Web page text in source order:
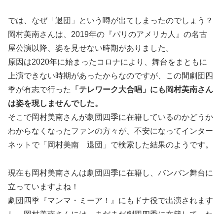
では、なぜ「退団」という噂が出てしまったのでしょう？
岡村美南さんは、2019年の『パリのアメリカ人』の名古
屋公演以降、姿を見せない時期がありました。
原因は2020年に始まったコロナにより、舞台をまともに
上演できない時期があったからなのですが、この間劇団四
季が有志で行った
「テレワーク大合唱」にも岡村美南さん
は姿を現しませんでした。
そこで岡村美南さんが劇団四季に在籍しているのかどうか
わからなくなったファンの方々が、不安になってインター
ネットで「岡村美南 退団」で検索した結果のようです。
現在も岡村美南さんは劇団四季に在籍し、バンバン舞台に
立っていますよね！
劇団四季『マンマ・ミーア！』にもドナ役で出演されます